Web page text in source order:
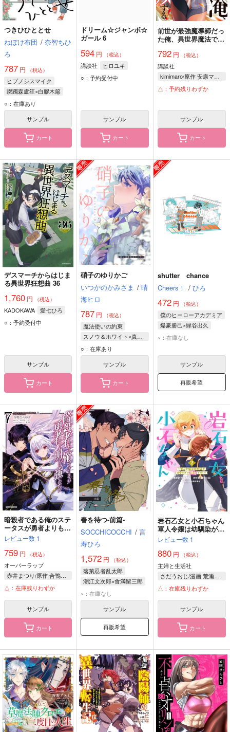
つきひひととせ
ねぼけ布団 / 奈智ちひ
ろ
787 円 （税込）
ヒプノシスマイク
躑躅森盧笙×白膠木簓
躑躅森盧笙
○：在庫あり
サンプル
カート
ドリーム☆ジャンボ☆
ガール 6
594 円 （税込）
講談社
ヒロユキ
○：予約受付中
サンプル
カート
前世が最強魔導師だっ
た俺、異世界魔法で無
792円 （税込）
講談社
kimimaro/原作 安康マイ/漫画 シミズヒロノリ/構成 刀彼方/キャラクター原案
△：予約残りわずか
サンプル
カート
デスマーチからはじま
る異世界狂想曲 36
1,760 円 （税込）
KADOKAWA
愛七ひろ
○：予約受付中
サンプル
カート
硝子のゆりかご
いつかのかみさま / 晴
海ヒロ
787 円 （税込）
魔法使いの約束
スノウ＆ホワイト×真木晶
スノウ
ホワイト
真木晶
○：在庫あり
サンプル
カート
shutter chance
Cheers！ / ひろ
472円 （税込）
僕のヒーローアカデミア
爆豪勝己×緑谷出久
爆豪勝己
×：在庫なし
サンプル
再販希望
暗殺者である俺のステ
ータスが勇者よりも明
らかに強いのだが 7
レビュー数 1
759 円 （税込）
オーバーラップ
赤井まつり/原作 合鴨ひろゆき/漫画 東西/キャラクター原案
△：在庫残りわずか
サンプル
カート
春を待つ-前篇-
SOCCHICOCCHI / 言
寿ひろ
1,572 円 （税込）
落第忍者乱太郎
潮江文次郎×食満留三郎
潮江文次郎
食満留三郎
×：在庫なし
サンプル
再販希望
岩石乙女と小石ちゃん
軍人令嬢は幼馴染が可
愛すぎて瀕死です! 2
レビュー数 1
880円 （税込）
主婦と生活社
さだうおじ/漫画 荒瀬ヤヒロ/原作 黒裄/キャラクター原案
△：在庫残りわずか
サンプル
カート